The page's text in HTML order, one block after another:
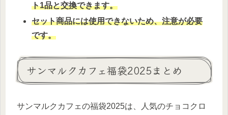
ト1品と交換できます。
セット商品には使用できないため、注意が必要
です。
サンマルクカフェ福袋2025まとめ
サンマルクカフェの福袋2025は、人気のチョコクロ